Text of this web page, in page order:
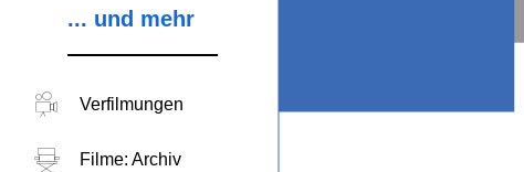
... und mehr
Verfilmungen
Filme: Archiv